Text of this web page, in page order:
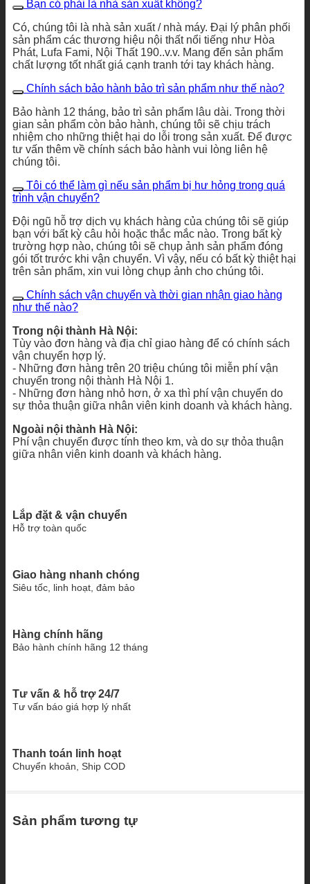
Bạn có phải là nhà sản xuất không?
Có, chúng tôi là nhà sản xuất / nhà máy. Đại lý phân phối
sản phẩm các thương hiệu nội thất nổi tiếng như Hòa
Phát, Lufa Fami, Nội Thất 190..v.v. Mang đến sản phẩm
chất lượng tốt nhất giá cạnh tranh tới tay khách hàng.
Chính sách bảo hành bảo trì sản phẩm như thế nào?
Bảo hành 12 tháng, bảo trì sản phẩm lâu dài. Trong thời
gian sản phẩm còn bảo hành, chúng tôi sẽ chịu trách
nhiệm cho những thiệt hại do lỗi trong sản xuất. Để được
tư vấn thêm về chính sách bảo hành vui lòng liên hệ
chúng tôi.
Tôi có thể làm gì nếu sản phẩm bị hư hỏng trong quá
trình vận chuyển?
Đội ngũ hỗ trợ dịch vụ khách hàng của chúng tôi sẽ giúp
bạn với bất kỳ câu hỏi hoặc thắc mắc nào. Trong bất kỳ
trường hợp nào, chúng tôi sẽ chụp ảnh sản phẩm đóng
gói tốt trước khi vận chuyển. Vì vậy, nếu có bất kỳ thiệt hại
trên sản phẩm, xin vui lòng chụp ảnh cho chúng tôi.
Chính sách vận chuyển và thời gian nhận giao hàng
như thế nào?
Trong nội thành Hà Nội:
Tùy vào đơn hàng và địa chỉ giao hàng để có chính sách
vận chuyển hợp lý.
- Những đơn hàng trên 20 triệu chúng tôi miễn phí vận
chuyển trong nội thành Hà Nội 1.
- Những đơn hàng nhỏ hơn, ở xa thì phí vận chuyển do
sự thỏa thuận giữa nhân viên kinh doanh và khách hàng.
Ngoài nội thành Hà Nội:
Phí vận chuyển được tính theo km, và do sự thỏa thuận
giữa nhân viên kinh doanh và khách hàng.
Lắp đặt & vận chuyển
Hỗ trợ toàn quốc
Giao hàng nhanh chóng
Siêu tốc, linh hoạt, đảm bảo
Hàng chính hãng
Bảo hành chính hãng 12 tháng
Tư vấn & hỗ trợ 24/7
Tư vấn báo giá hợp lý nhất
Thanh toán linh hoạt
Chuyển khoản, Ship COD
Sản phẩm tương tự